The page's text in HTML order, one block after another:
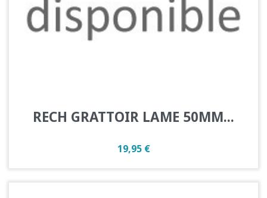
RECH GRATTOIR LAME 50MM...
Prix
19,95 €